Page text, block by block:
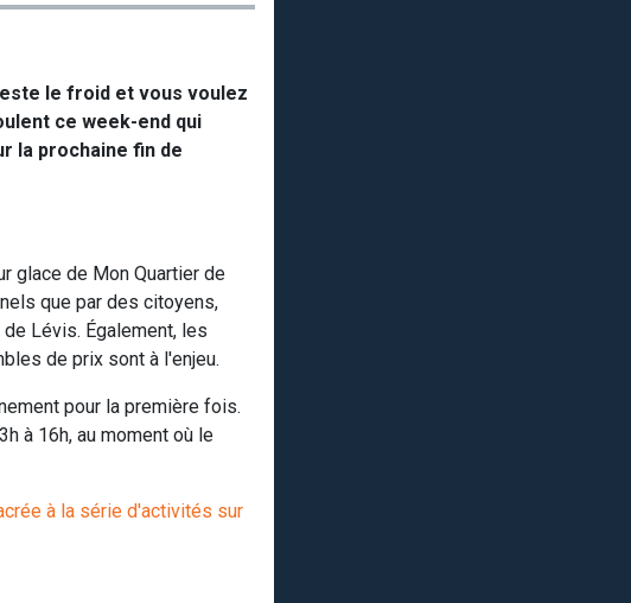
le froid et vous voulez
ce week-end qui
la prochaine fin de
glace de Mon Quartier de
que par des citoyens,
Lévis. Également, les
de prix sont à l'enjeu.
pour la première fois.
à 16h, au moment où le
à la série d'activités sur